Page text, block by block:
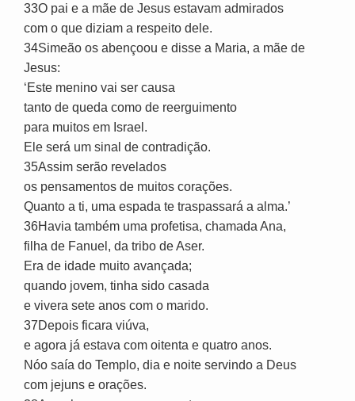
33O pai e a mãe de Jesus estavam admirados
com o que diziam a respeito dele.
34Simeão os abençoou e disse a Maria, a mãe de
Jesus:
‘Este menino vai ser causa
tanto de queda como de reerguimento
para muitos em Israel.
Ele será um sinal de contradição.
35Assim serão revelados
os pensamentos de muitos corações.
Quanto a ti, uma espada te traspassará a alma.’
36Havia também uma profetisa, chamada Ana,
filha de Fanuel, da tribo de Aser.
Era de idade muito avançada;
quando jovem, tinha sido casada
e vivera sete anos com o marido.
37Depois ficara viúva,
e agora já estava com oitenta e quatro anos.
Nóo saía do Templo, dia e noite servindo a Deus
com jejuns e orações.